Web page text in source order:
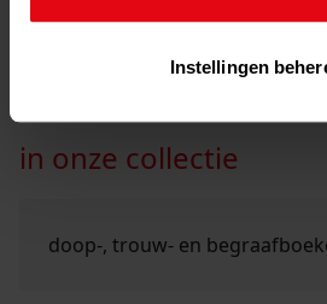
Instellingen
1795-1805 in Wervershoof.
in onze collectie
doop-, trouw- en